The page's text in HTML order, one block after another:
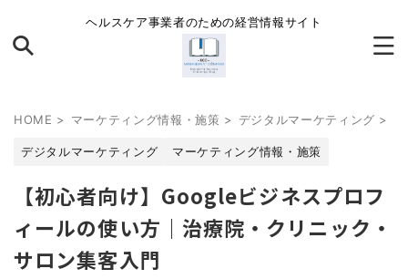
ヘルスケア事業者のための経営情報サイト
HOME > マーケティング情報・施策 > デジタルマーケティング >
デジタルマーケティング マーケティング情報・施策
【初心者向け】Googleビジネスプロフ
ィールの使い方｜治療院・クリニック・
サロン集客入門